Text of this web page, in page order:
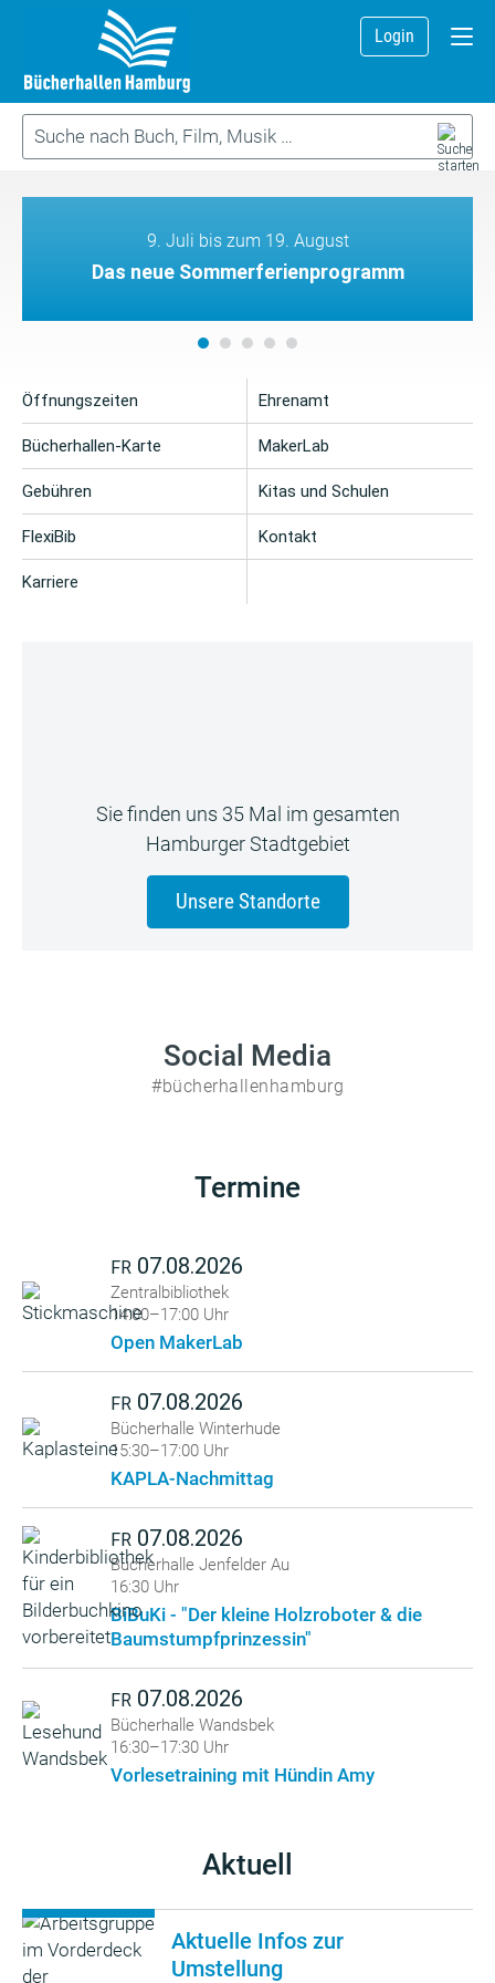
Login
9. Juli bis zum 19. August
Das neue Sommerferienprogramm
Öffnungszeiten
Bücherhallen-Karte
Gebühren
FlexiBib
Karriere
Ehrenamt
MakerLab
Kitas und Schulen
Kontakt
Sie finden uns 35 Mal im gesamten
Hamburger Stadtgebiet
Unsere Standorte
Social Media
#bücherhallenhamburg
Termine
FR 07.08.2026
Zentralbibliothek
14:00–17:00 Uhr
Open MakerLab
FR 07.08.2026
Bücherhalle Winterhude
15:30–17:00 Uhr
KAPLA-Nachmittag
FR 07.08.2026
Bücherhalle Jenfelder Au
16:30 Uhr
BiBuKi - "Der kleine Holzroboter & die
Baumstumpfprinzessin"
FR 07.08.2026
Bücherhalle Wandsbek
16:30–17:30 Uhr
Vorlesetraining mit Hündin Amy
Aktuell
Aktuelle Infos zur
Umstellung